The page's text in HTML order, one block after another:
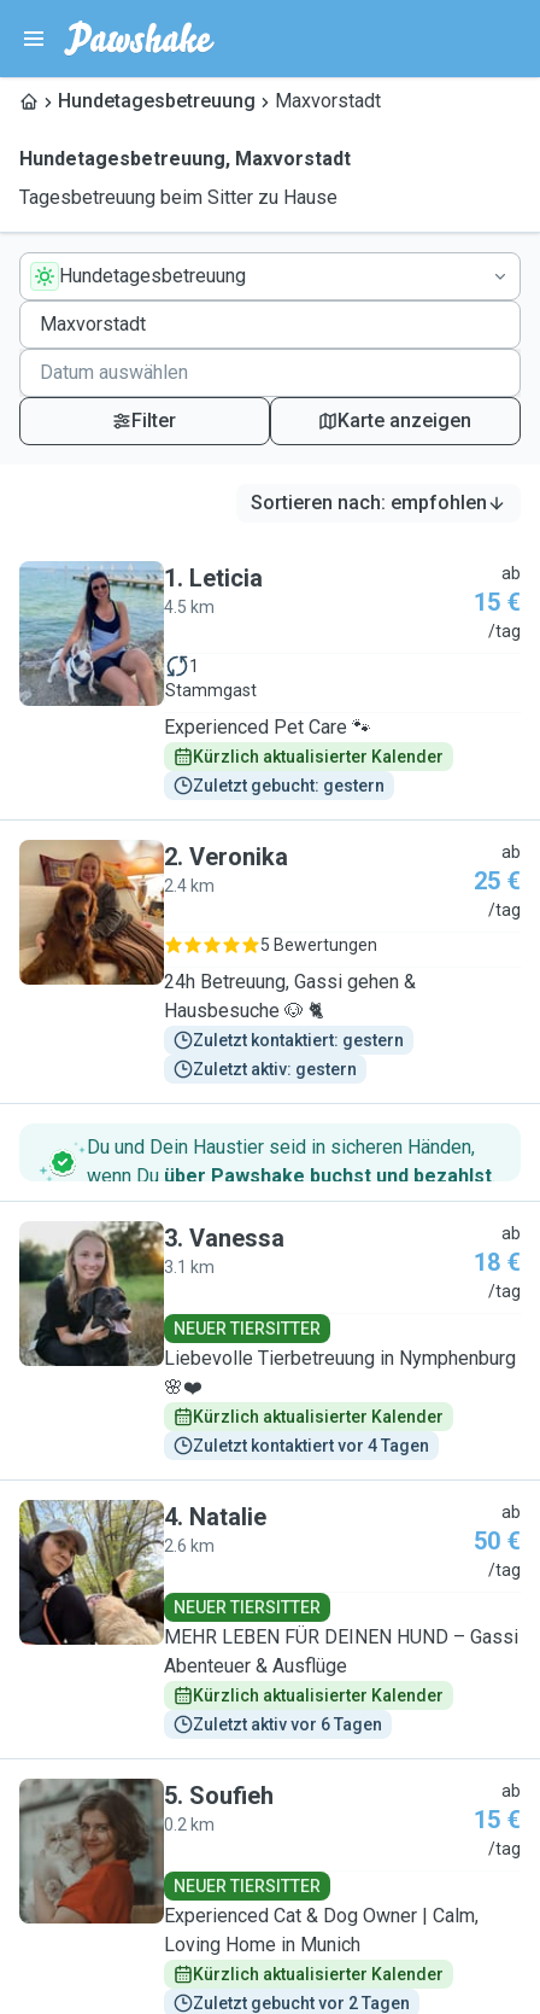
Hundetagesbetreuung Maxvorstadt
Hundetagesbetreuung, Maxvorstadt
Tagesbetreuung beim Sitter zu Hause
Hundetagesbetreuung
Filter Karte anzeigen
Sortieren nach: empfohlen
L
1. Leticia
4.5 km
ab
15 €
/tag
1
Stammgast
Experienced Pet Care 🐾
Kürzlich aktualisierter Kalender
Zuletzt gebucht: gestern
V
2. Veronika
2.4 km
ab
25 €
/tag
5 Bewertungen
24h Betreuung, Gassi gehen &
Hausbesuche 🐶 🐈
Zuletzt kontaktiert: gestern
Zuletzt aktiv: gestern
Du und Dein Haustier seid in sicheren Händen,
wenn Du über Pawshake buchst und bezahlst.
V
3. Vanessa
3.1 km
ab
18 €
/tag
NEUER TIERSITTER
Liebevolle Tierbetreuung in Nymphenburg
🌸❤️
Kürzlich aktualisierter Kalender
Zuletzt kontaktiert vor 4 Tagen
N
4. Natalie
2.6 km
ab
50 €
/tag
NEUER TIERSITTER
MEHR LEBEN FÜR DEINEN HUND – Gassi
Abenteuer & Ausflüge
Kürzlich aktualisierter Kalender
Zuletzt aktiv vor 6 Tagen
S
5. Soufieh
0.2 km
ab
15 €
/tag
NEUER TIERSITTER
Experienced Cat & Dog Owner | Calm,
Loving Home in Munich
Kürzlich aktualisierter Kalender
Zuletzt gebucht vor 2 Tagen